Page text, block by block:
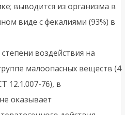
выводится из организма в
виде с фекалиями (93%) в
воздействия на
малоопасных веществ (4
12.1.007-76), в
оказывает